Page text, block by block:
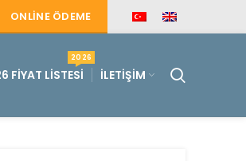
ONLINE ÖDEME
FIYAT LISTESI
2026
İLETIŞIM